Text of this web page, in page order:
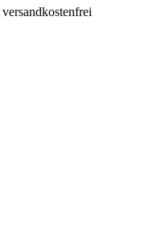
versandkostenfrei